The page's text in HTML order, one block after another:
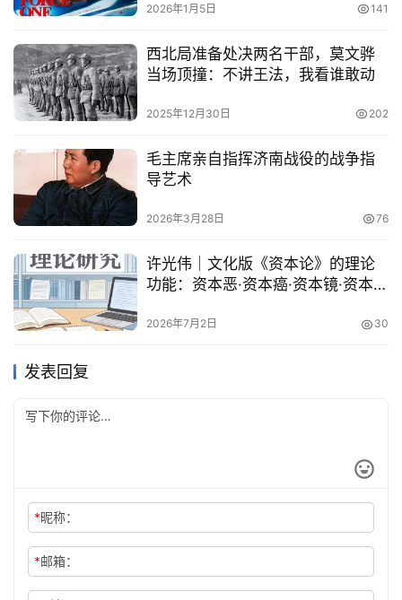
2026年1月5日 141
西北局准备处决两名干部，莫文骅
当场顶撞：不讲王法，我看谁敢动
2025年12月30日 202
毛主席亲自指挥济南战役的战争指
导艺术
2026年3月28日 76
许光伟｜文化版《资本论》的理论
功能：资本恶·资本癌·资本镜·资本兽
2026年7月2日 30
发表回复
*昵称：
*邮箱：